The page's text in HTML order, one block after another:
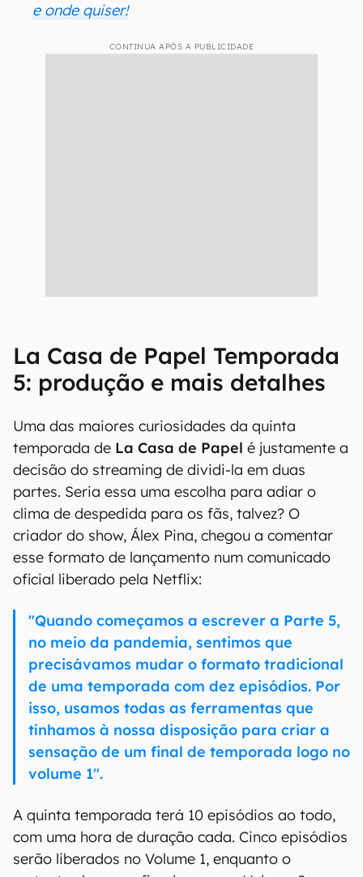
e onde quiser!
CONTINUA APÓS A PUBLICIDADE
La Casa de Papel Temporada
5: produção e mais detalhes
Uma das maiores curiosidades da quinta
temporada de La Casa de Papel é justamente a
decisão do streaming de dividi-la em duas
partes. Seria essa uma escolha para adiar o
clima de despedida para os fãs, talvez? O
criador do show, Álex Pina, chegou a comentar
esse formato de lançamento num comunicado
oficial liberado pela Netflix:
"Quando começamos a escrever a Parte 5,
no meio da pandemia, sentimos que
precisávamos mudar o formato tradicional
de uma temporada com dez episódios. Por
isso, usamos todas as ferramentas que
tínhamos à nossa disposição para criar a
sensação de um final de temporada logo no
volume 1".
A quinta temporada terá 10 episódios ao todo,
com uma hora de duração cada. Cinco episódios
serão liberados no Volume 1, enquanto o